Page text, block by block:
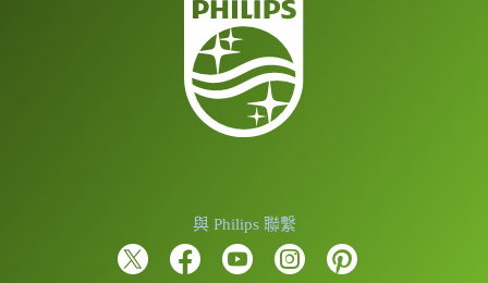
與 Philips 聯繫